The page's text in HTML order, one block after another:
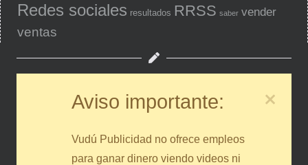
Redes sociales resultados RRSS saber vender
ventas
Aviso importante:
Vudú Publicidad no ofrece empleos
para ganar dinero viendo videos ni